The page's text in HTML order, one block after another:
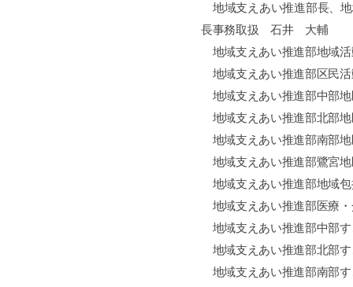
地域支えあい推進部長、
長事務取扱 石井 大輔
地域支えあい推進部地域
地域支えあい推進部区民
地域支えあい推進部中部
地域支えあい推進部北部
地域支えあい推進部南部
地域支えあい推進部鷺宮
地域支えあい推進部地域
地域支えあい推進部医療
地域支えあい推進部中部
地域支えあい推進部北部
地域支えあい推進部南部